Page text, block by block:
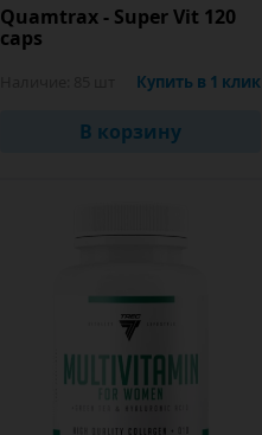
Quamtrax - Super Vit 120
caps
Купить в 1 клик
В корзину